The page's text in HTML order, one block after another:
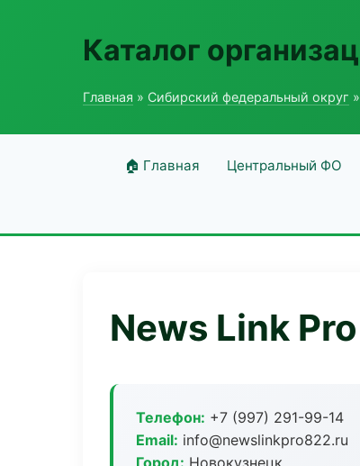
Каталог
Главная » Сибирский федеральный округ
🏠 Главная Центральный ФО
News Link Pro
Телефон: +7 (997) 291-99-14
Email: info@newslinkpro822.ru
Город: Новокузнецк